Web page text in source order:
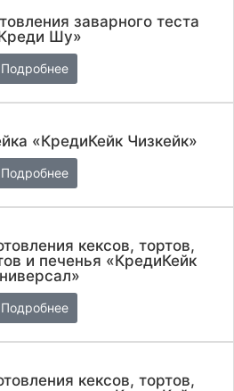
заварного теста
Шу»
Подробнее
«КредиКейк Чизкейк»
Подробнее
кексов, тортов,
и печенья «КредиКейк
Подробнее
кексов, тортов,